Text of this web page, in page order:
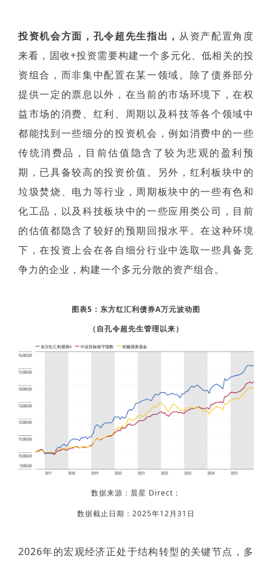
投资机会方面，孔令超先生指出， 从资产配置角度
来看，固收+投资需要构建一个多元化、低相关的投
资组合，而非集中配置在某一领域。 除了债券部分
提供一定的票息以外，在当前的市场环境下，在权
益市场的消费、红利、周期以及科技等各个领域中
都能找到一些细分的投资机会，例如消费中的一些
传统消费品，目前估值隐含了较为悲观的盈利预
期，已具备较高的投资价值。另外，红利板块中的
垃圾焚烧、电力等行业，周期板块中的一些有色和
化工品，以及科技板块中的一些应用类公司，目前
的估值都隐含了较好的预期回报水平。在这种环境
下，在投资上会在各自细分行业中选取一些具备竞
争力的企业，构建一个多元分散的资产组合。
图表5：东方红汇利债券A万元波动图
（自孔令超先生管理以来）
数据来源：晨星 Direct；
数据截止日期：2025年12月31日
2026年的宏观经济正处于结构转型的关键节点，多